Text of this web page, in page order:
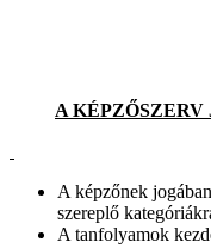
A
A képzőnek
szereplő
A tanfolyamok